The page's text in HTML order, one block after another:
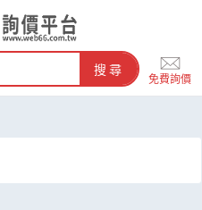
搜尋
免費詢價